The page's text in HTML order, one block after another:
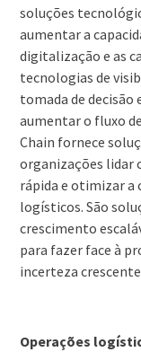
soluções
aumentar a
digitalização e as
tecnologias de
tomada de
aumentar o fluxo
Chain fornece
organizações lidar
rápida e otimizar a
logísticos. São
crescimento
para fazer face à
incerteza
Operações